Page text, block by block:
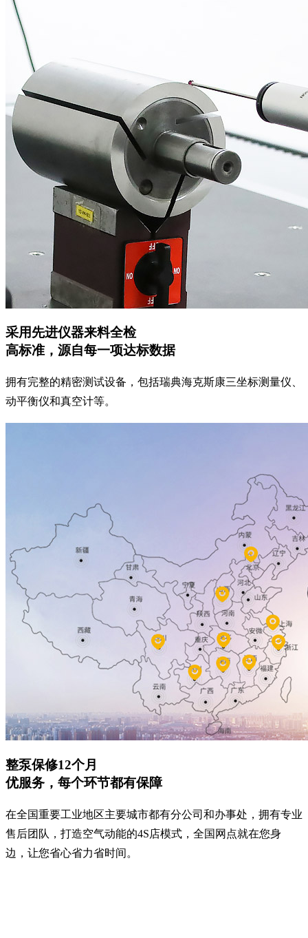
采用先进仪器来料全检
高标准，源自每一项达标数据
拥有完整的精密测试设备，包括瑞典海克斯康三坐标测量仪、
动平衡仪和真空计等。
整泵保修12个月
优服务，每个环节都有保障
在全国重要工业地区主要城市都有分公司和办事处，拥有专业
售后团队，打造空气动能的4S店模式，全国网点就在您身
边，让您省心省力省时间。